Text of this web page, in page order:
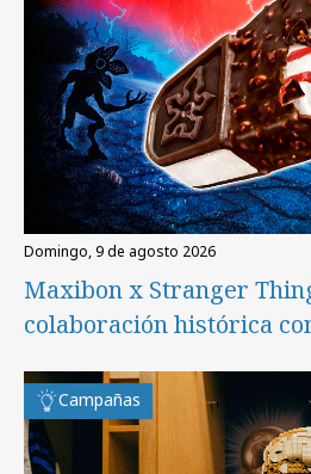
domingo, 9 de agosto 2026
Maxibon x Stranger
colaboración histórica
Campañas